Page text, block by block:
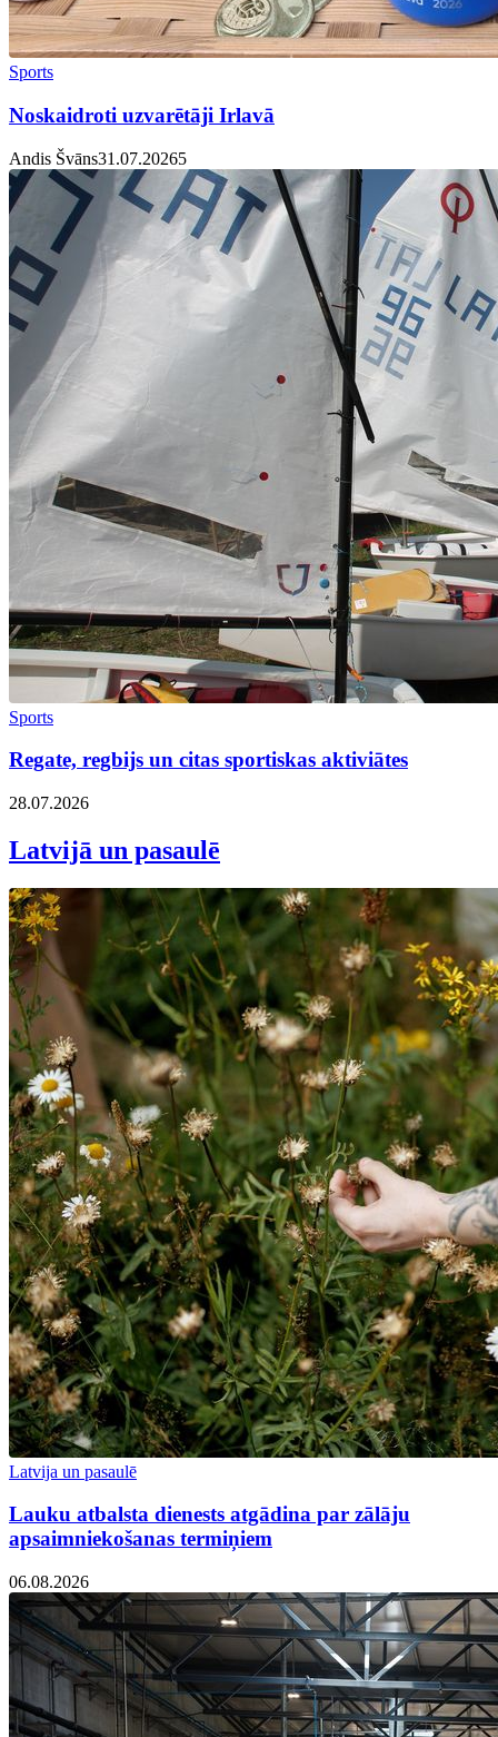
Sports
Noskaidroti uzvarētāji Irlavā
Andis Švāns31.07.20265
Sports
Regate, regbijs un citas sportiskas aktiviātes
28.07.2026
Latvijā un pasaulē
Latvija un pasaulē
Lauku atbalsta dienests atgādina par zālāju
apsaimniekošanas termiņiem
06.08.2026